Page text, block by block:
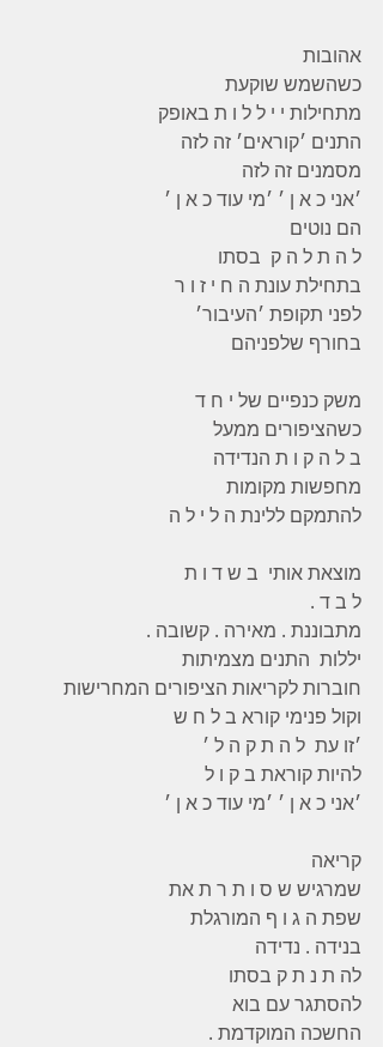
אהובות
כשהשמש שוקעת
מתחילות י י ל ל ו ת באופק
התנים ׳קוראים׳ זה לזה
מסמנים זה לזה
׳אני כ א ן ׳ ׳מי עוד כ א ן ׳
הם נוטים
ל ה ת ל ה ק  בסתו
בתחילת עונת ה ח י ז ו ר
לפני תקופת ׳העיבור׳
בחורף שלפניהם
משק כנפיים של י ח ד
כשהציפורים ממעל
ב ל ה ק ו ת הנדידה
מחפשות מקומות
להתמקם ללינת ה ל י ל ה
מוצאת אותי  ב ש ד ו ת
ל ב ד .
מתבוננת . מאירה . קשובה .
יללות  התנים מצמיתות
חוברות לקריאות הציפורים המחרישות
וקול פנימי קורא ב ל ח ש
׳זו עת  ל ה ת ק ה ל ׳
להיות קוראת ב ק ו ל
׳אני כ א ן ׳ ׳מי עוד כ א ן ׳
קריאה
שמרגיש ש ס ו ת ר ת את
שפת ה ג ו ף המורגלת
בנידה . נדידה
לה ת נ ת ק בסתו
להסתגר עם בוא
החשכה המוקדמת .